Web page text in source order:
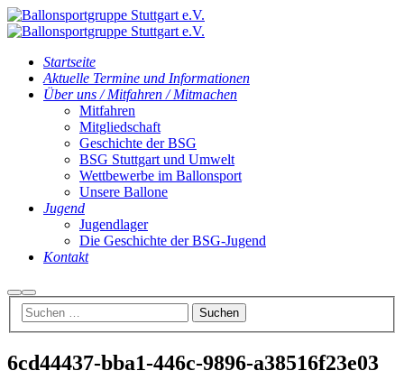
Startseite
Aktuelle Termine und Informationen
Über uns / Mitfahren / Mitmachen
Mitfahren
Mitgliedschaft
Geschichte der BSG
BSG Stuttgart und Umwelt
Wettbewerbe im Ballonsport
Unsere Ballone
Jugend
Jugendlager
Die Geschichte der BSG-Jugend
Kontakt
Suchen
Hauptmenü
6cd44437-bba1-446c-9896-a38516f23e03